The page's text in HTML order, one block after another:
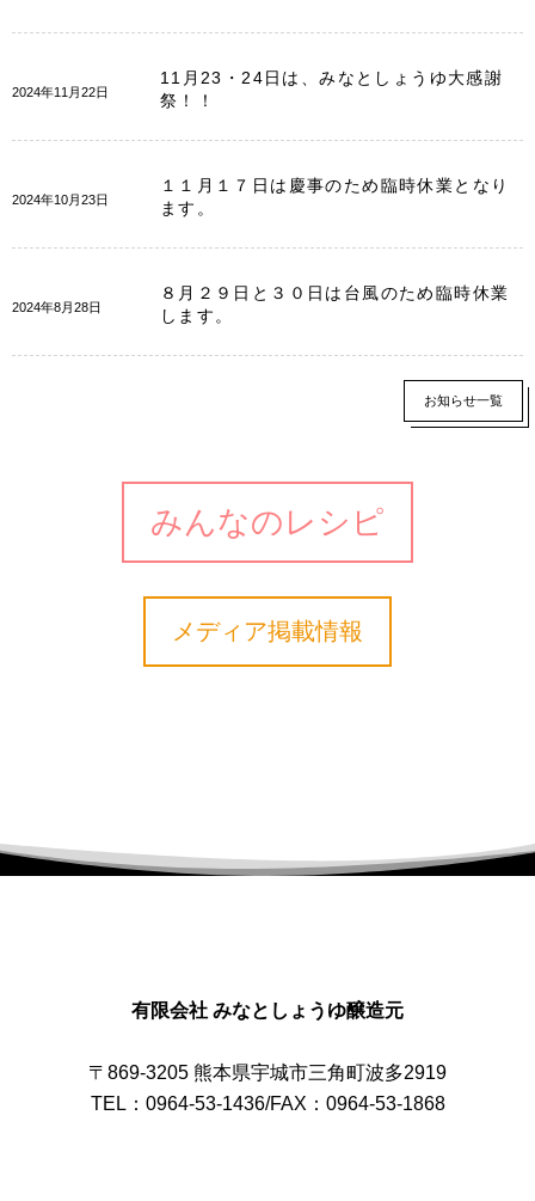
2024年11月22日
11月23・24日は、みなとしょうゆ大感謝
祭！！
2024年10月23日
１１月１７日は慶事のため臨時休業となり
ます。
2024年8月28日
８月２９日と３０日は台風のため臨時休業
します。
お知らせ一覧
みんなのレシピ
メディア掲載情報
有限会社 みなとしょうゆ醸造元
〒869-3205 熊本県宇城市三角町波多2919
TEL：0964-53-1436/FAX：0964-53-1868